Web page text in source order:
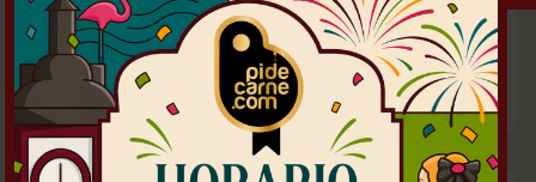
Por piezas-uds:4,80€
/ kg
Por piezas-uds:7,50€
/ kg